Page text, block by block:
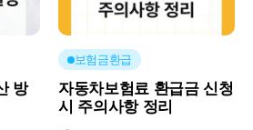
방
보험금환급
자동차보험료 환급금 신청
시 주의사항 정리